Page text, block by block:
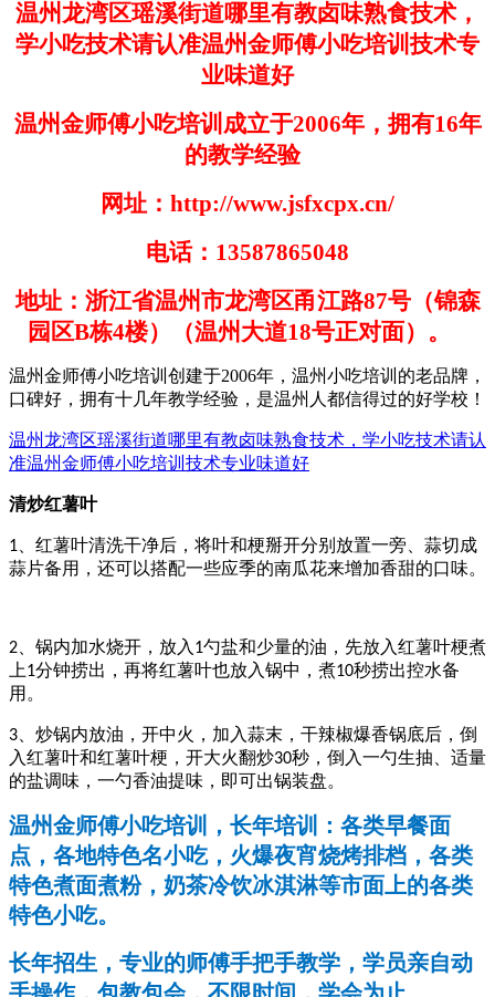
温州龙湾区瑶溪街道哪里有教卤味熟食技术，
学小吃技术请认准温州金师傅小吃培训技术专
业味道好
温州金师傅小吃培训成立于2006年，拥有16年
的教学经验
网址： http://www.jsfxcpx.cn/
电话： 13587865048
地址：浙江省温州市龙湾区甬江路87号（锦森
园区B栋4楼）（温州大道18号正对面）。
温州金师傅小吃培训创建于2006年，温州小吃培训的老品牌，
口碑好，拥有十几年教学经验，是温州人都信得过的好学校！
温州龙湾区瑶溪街道哪里有教卤味熟食技术，学小吃技术请认
准温州金师傅小吃培训技术专业味道好
清炒红薯叶
1 、红薯叶清洗干净后，将叶和梗掰开分别放置一旁、蒜切成
蒜片备用，还可以搭配一些应季的南瓜花来增加香甜的口味。
2 、锅内加水烧开，放入 1勺盐和少量的油，先放入红薯叶梗煮
上1分钟捞出，再将红薯叶也放入锅中，煮10秒捞出控水备
用。
3 、炒锅内放油，开中火，加入蒜末，干辣椒爆香锅底后，倒
入红薯叶和红薯叶梗，开大火翻炒30秒，倒入一勺生抽、适量
的盐调味，一勺香油提味，即可出锅装盘。
温州金师傅小吃培训，长年培训：各类早餐面
点，各地特色名小吃，火爆夜宵烧烤排档，各类
特色煮面煮粉，奶茶冷饮冰淇淋等市面上的各类
特色小吃。
长年招生，专业的师傅手把手教学，学员亲自动
手操作，包教包会，不限时间，学会为止。